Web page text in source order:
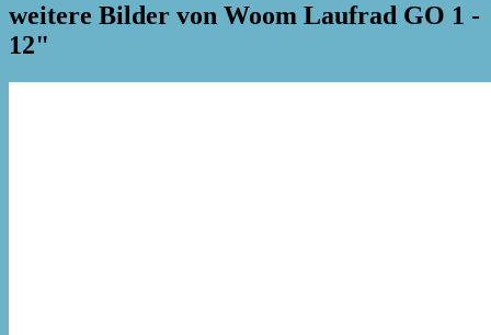
weitere Bilder von Woom Laufrad GO 1 -
12"